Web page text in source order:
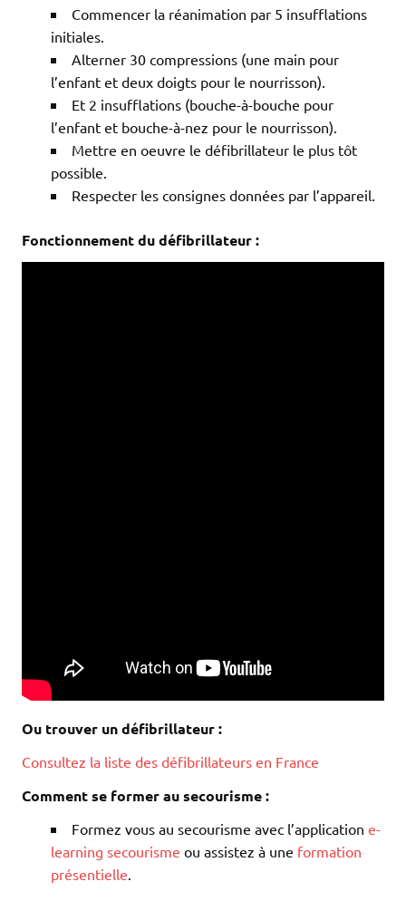
Commencer la réanimation par 5 insufflations
initiales.
Alterner 30 compressions (une main pour
l’enfant et deux doigts pour le nourrisson).
Et 2 insufflations (bouche-à-bouche pour
l’enfant et bouche-à-nez pour le nourrisson).
Mettre en oeuvre le défibrillateur le plus tôt
possible.
Respecter les consignes données par l’appareil.
Fonctionnement du défibrillateur :
Ou trouver un défibrillateur :
Consultez la liste des défibrillateurs en France
Comment se former au secourisme :
Formez vous au secourisme avec l’application e-
learning secourisme ou assistez à une formation
présentielle